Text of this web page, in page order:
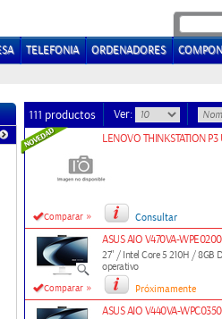
TELEFONIA ORDENADORES
111 productos Ver:
Comparar »
LENOVO THINKSTATION P3
Consultar
Comparar »
ASUS AIO V470VA-WPE0200
27" / Intel Core 5 210H / 8GB
operativo
Próximamente
ASUS AIO V440VA-WPC0350